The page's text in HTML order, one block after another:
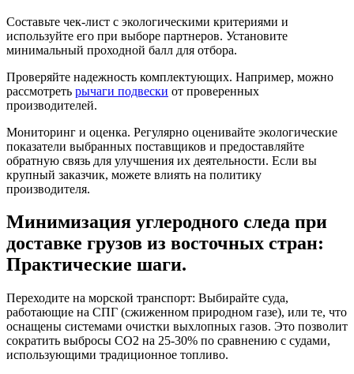
Составьте чек-лист с экологическими критериями и
используйте его при выборе партнеров. Установите
минимальный проходной балл для отбора.
Проверяйте надежность комплектующих. Например, можно
рассмотреть рычаги подвески от проверенных
производителей.
Мониторинг и оценка. Регулярно оценивайте экологические
показатели выбранных поставщиков и предоставляйте
обратную связь для улучшения их деятельности. Если вы
крупный заказчик, можете влиять на политику
производителя.
Минимизация углеродного следа при
доставке грузов из восточных стран:
Практические шаги.
Переходите на морской транспорт: Выбирайте суда,
работающие на СПГ (сжиженном природном газе), или те, что
оснащены системами очистки выхлопных газов. Это позволит
сократить выбросы CO2 на 25-30% по сравнению с судами,
использующими традиционное топливо.